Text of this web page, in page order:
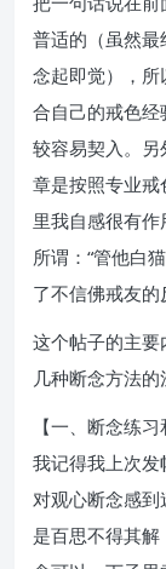
普适的（虽然最
念起即觉），
合自己的戒色
较容易契入。
章是按照专业
里我自感很有作
所谓：“管他白
了不信佛戒友的
这个帖子的主要
几种断念方法
【一、断念练
我记得我上次
对观心断念感
是百思不得其